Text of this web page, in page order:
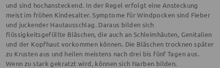
und sind hochansteckend. In der Regel erfolgt eine Ansteckung
meist im frühen Kindesalter. Symptome für Windpocken sind Fieber
und juckender Hautausschlag. Daraus bilden sich
flüssigkeitsgefüllte Bläschen, die auch an Schleimhäuten, Genitalien
und der Kopfhaut vorkommen können. Die Bläschen trocknen später
zu Krusten aus und heilen meistens nach drei bis fünf Tagen aus.
Wenn zu stark gekratzt wird, können sich Narben bilden.